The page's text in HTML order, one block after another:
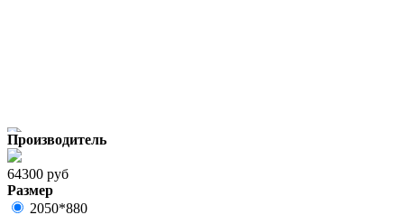
Производитель
64300 руб
Размер
2050*880